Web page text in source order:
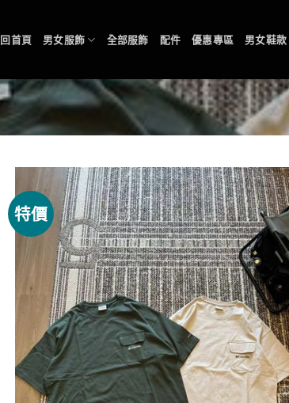
回首頁 男女服飾 全部服飾 配件 優惠專區 男女鞋款
特價